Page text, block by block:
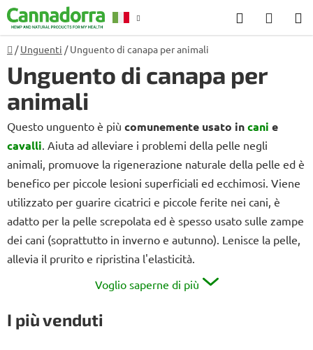
Vai
al
contenuto
Ricerca
DELLA
Casa
/ Unguenti / Unguento di canapa per animali
Unguento di canapa per
animali
Questo unguento è più comunemente usato incani e
cavalli. Aiuta ad alleviare i problemi della pelle negli
animali, promuove la rigenerazione naturale della pelle ed è
benefico per piccole lesioni superficiali ed ecchimosi. Viene
utilizzato per guarire cicatrici e piccole ferite nei cani, è
adatto per la pelle screpolata ed è spesso usato sulle zampe
dei cani (soprattutto in inverno e autunno). Lenisce la pelle,
allevia il prurito e ripristina l'elasticità.
Voglio saperne di più
I più venduti